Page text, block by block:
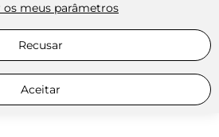
os meus parâmetros
Recusar
Aceitar